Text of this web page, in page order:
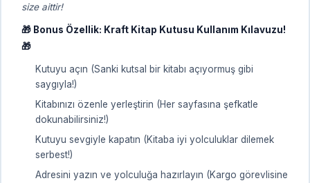
size aittir!
🎁 Bonus Özellik: Kraft Kitap Kutusu Kullanım Kılavuzu!
🎁
Kutuyu açın (Sanki kutsal bir kitabı açıyormuş gibi
saygıyla!)
Kitabınızı özenle yerleştirin (Her sayfasına şefkatle
dokunabilirsiniz!)
Kutuyu sevgiyle kapatın (Kitaba iyi yolculuklar dilemek
serbest!)
Adresini yazın ve yolculuğa hazırlayın (Kargo görevlisine